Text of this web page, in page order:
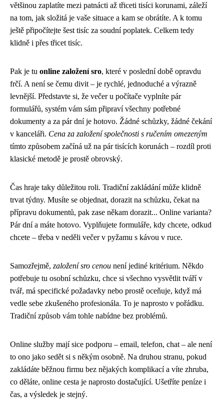
většinou zaplatíte mezi patnácti až třiceti tisíci korunami, záleží
na tom, jak složitá je vaše situace a kam se obrátíte. A k tomu
ještě připočítejte šest tisíc za soudní poplatek. Celkem tedy
klidně i přes třicet tisíc.
Pak je tu online založení sro, které v poslední době opravdu
frčí. A není se čemu divit – je rychlé, jednoduché a výrazně
levnější. Představte si, že večer u počítače vyplníte pár
formulářů, systém vám sám připraví všechny potřebné
dokumenty a za pár dní je hotovo. Žádné schůzky, žádné čekání
v kanceláři. Cena za založení společnosti s ručením omezeným
tímto způsobem začíná už na pár tisících korunách – rozdíl proti
klasické metodě je prostě obrovský.
Čas hraje taky důležitou roli. Tradiční zakládání může klidně
trvat týdny. Musíte se objednat, dorazit na schůzku, čekat na
přípravu dokumentů, pak zase někam dorazit... Online varianta?
Pár dní a máte hotovo. Vyplňujete formuláře, kdy chcete, odkud
chcete – třeba v neděli večer v pyžamu s kávou v ruce.
Samozřejmě, založení sro cenou není jediné kritérium. Někdo
potřebuje tu osobní schůzku, chce si všechno vysvětlit tváří v
tvář, má specifické požadavky nebo prostě oceňuje, když má
vedle sebe zkušeného profesionála. To je naprosto v pořádku.
Tradiční způsob vám tohle nabídne bez problémů.
Online služby mají sice podporu – email, telefon, chat – ale není
to ono jako sedět si s někým osobně. Na druhou stranu, pokud
zakládáte běžnou firmu bez nějakých komplikací a víte zhruba,
co děláte, online cesta je naprosto dostačující. Ušetříte peníze i
čas, a výsledek je stejný.